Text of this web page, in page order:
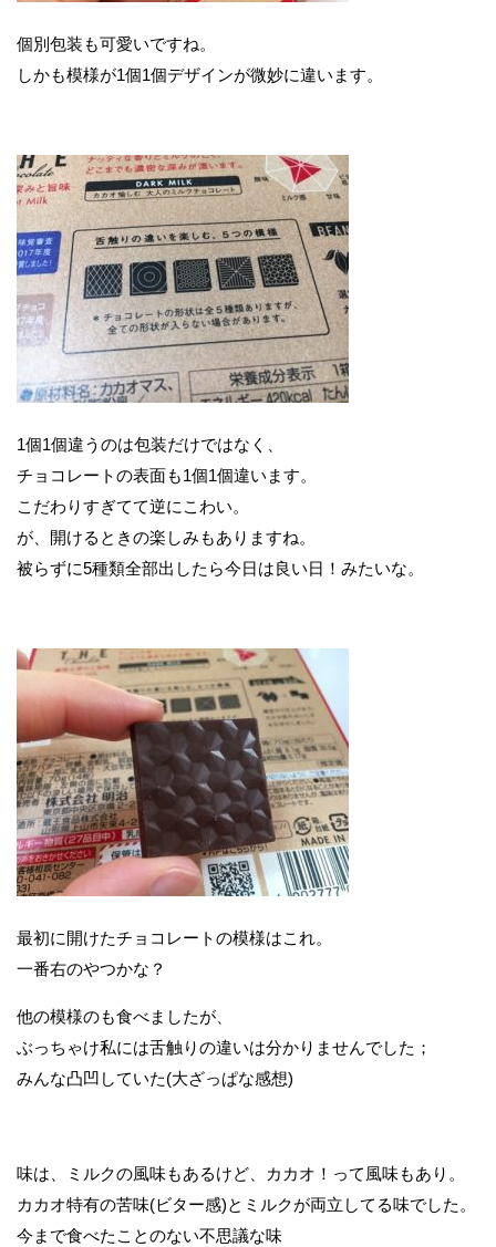
個別包装も可愛いですね。
しかも模様が1個1個デザインが微妙に違います。
1個1個違うのは包装だけではなく、
チョコレートの表面も1個1個違います。
こだわりすぎてて逆にこわい。
が、開けるときの楽しみもありますね。
被らずに5種類全部出したら今日は良い日！みたいな。
最初に開けたチョコレートの模様はこれ。
一番右のやつかな？
他の模様のも食べましたが、
ぶっちゃけ私には舌触りの違いは分かりませんでした；
みんな凸凹していた(大ざっぱな感想)
味は、ミルクの風味もあるけど、カカオ！って風味もあり。
カカオ特有の苦味(ビター感)とミルクが両立してる味でした。
今まで食べたことのない不思議な味